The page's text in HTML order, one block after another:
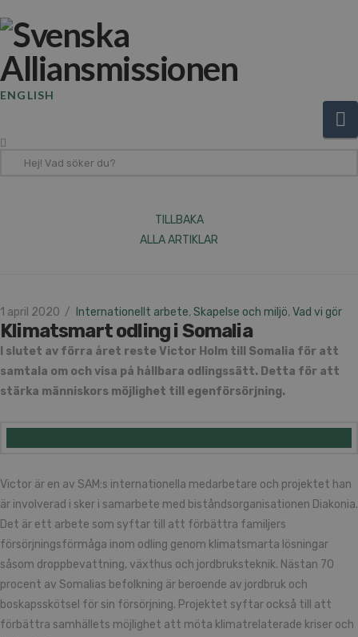
ENGLISH
TILLBAKA
ALLA ARTIKLAR
1 april 2020 Internationellt arbete,Skapelse och miljö,Vad vi gör
Klimatsmart odling i Somalia
I slutet av förra året reste Victor Holm till Somalia för att
samtala om och visa på hållbara odlingssätt. Detta för att
stärka människors möjlighet till egenförsörjning.
Victor är en av SAM:s internationella medarbetare och projektet han
är involverad i sker i samarbete med biståndsorganisationen Diakonia.
Det är ett arbete som syftar till att förbättra familjers
försörjningsförmåga inom odling genom klimatsmarta lösningar
såsom droppbevattning, växthus och jordbruksteknik. Nästan 70
procent av Somalias befolkning är beroende av jordbruk och
boskapsskötsel för sin försörjning. Projektet syftar också till att
förbättra samhällets möjlighet att möta klimatrelaterade kriser och